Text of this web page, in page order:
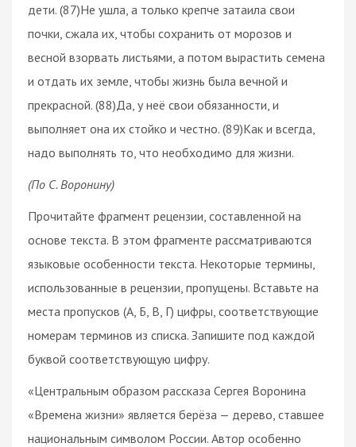
дети. (87)Не ушла, а только крепче затаила свои
почки, сжала их, чтобы сохранить от морозов и
весной взорвать листьями, а потом вырастить семена
и отдать их земле, чтобы жизнь была вечной и
прекрасной. (88)Да, у неё свои обязанности, и
выполняет она их стойко и честно. (89)Как и всегда,
надо выполнять то, что необходимо для жизни.
(По С. Воронину)
Прочитайте фрагмент рецензии, составленной на
основе текста. В этом фрагменте рассматриваются
языковые особенности текста. Некоторые термины,
использованные в рецензии, пропущены. Вставьте на
места пропусков (А, Б, В, Г) цифры, соответствующие
номерам терминов из списка. Запишите под каждой
буквой соответствующую цифру.
«Центральным образом рассказа Сергея Воронина
«Времена жизни» является берёза — дерево, ставшее
национальным символом России. Автор особенно